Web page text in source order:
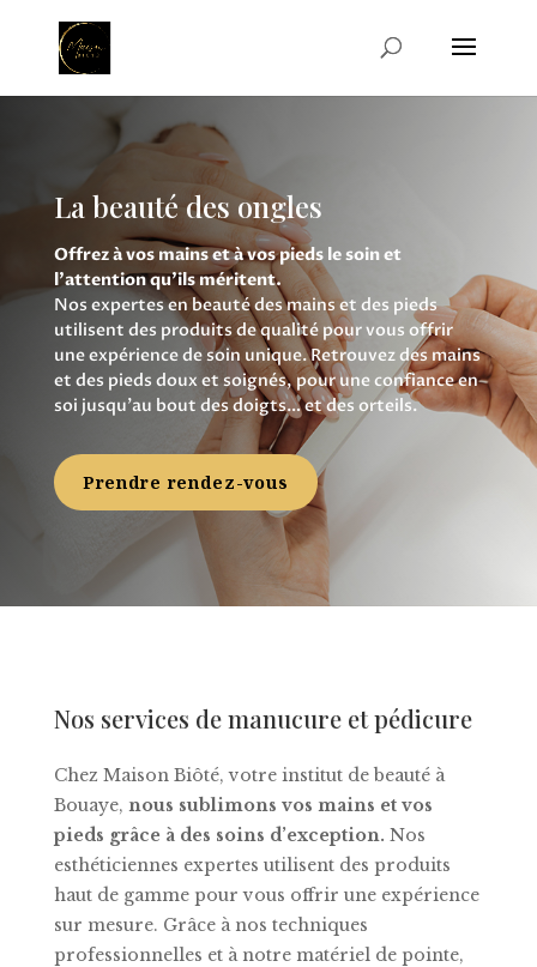
La beauté des ongles
Offrez à vos mains et à vos pieds le soin et
l’attention qu’ils méritent.
Nos expertes en beauté des mains et des pieds
utilisent des produits de qualité pour vous offrir
une expérience de soin unique. Retrouvez des mains
et des pieds doux et soignés, pour une confiance en
soi jusqu’au bout des doigts… et des orteils.
Prendre rendez-vous
Nos services de manucure et pédicure
Chez Maison Biôté, votre institut de beauté à
Bouaye, nous sublimons vos mains et vos
pieds grâce à des soins d’exception. Nos
esthéticiennes expertes utilisent des produits
haut de gamme pour vous offrir une expérience
sur mesure. Grâce à nos techniques
professionnelles et à notre matériel de pointe,